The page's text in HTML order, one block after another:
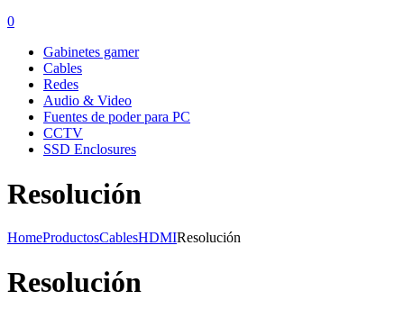
0
Gabinetes gamer
Cables
Redes
Audio & Video
Fuentes de poder para PC
CCTV
SSD Enclosures
Resolución
HomeProductosCablesHDMIResolución
Resolución